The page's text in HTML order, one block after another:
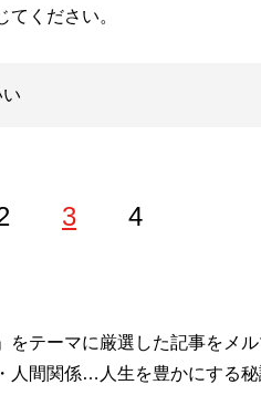
ください。
3 4
学卒業後、大阪市内の広告代
ラを経て、現在は銀座ホス
テーマに厳選した記事をメ
人間関係…人生を豊かにする